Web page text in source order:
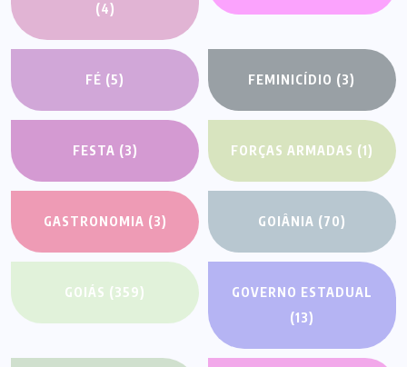
(4)
FÉ (5) FEMINICÍDIO (3)
FESTA (3) FORÇAS ARMADAS (1)
GASTRONOMIA (3) GOIÂNIA (70)
GOIÁS (359)
GOVERNO ESTADUAL
(13)